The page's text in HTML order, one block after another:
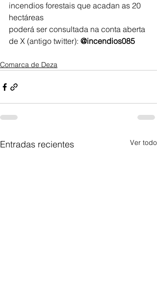
incendios forestais que acadan as 20
hectáreas
poderá ser consultada na conta aberta
de X (antigo twitter): @incendios085
Comarca de Deza
Entradas recientes Ver todo